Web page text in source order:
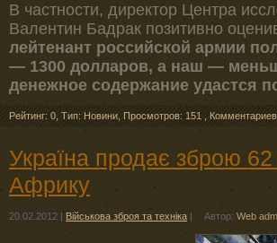
В частности, директор Центра
Валентин Бадрак позитивно
лейтенант российской армии
— 1300 долларов, а наш —
денежное содержание удастся
Рейтинг: 0 Тип: Новини Просмотров: 151
Україна продає зброю
Африку
20.02.2012 | Військова зброя та техніка | Автор: Web